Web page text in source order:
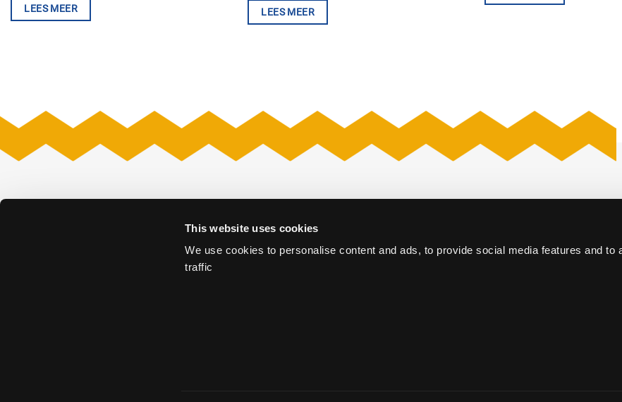
This website uses cookies
We use cookies to personalise content and ads, to provide social media features and to
traffic
LEES MEER LEES MEER
Museon – Omniversum
Nieuwe Kerk
Den Haag